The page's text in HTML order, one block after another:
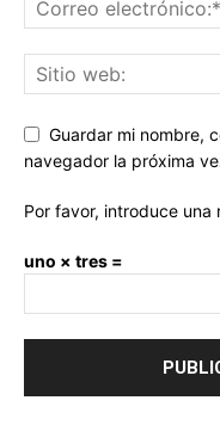
Guardar mi nombre,
navegador la próxima
Por favor, introduce una
uno × tres =